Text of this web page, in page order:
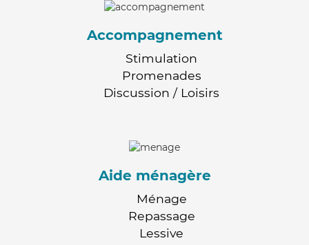
Accompagnement
Stimulation
Promenades
Discussion / Loisirs
Aide ménagère
Ménage
Repassage
Lessive